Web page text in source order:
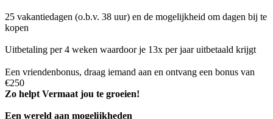
25 vakantiedagen (o.b.v. 38 uur) en de mogelijkheid om dagen bij te
kopen
Uitbetaling per 4 weken waardoor je 13x per jaar uitbetaald krijgt
Een vriendenbonus, draag iemand aan en ontvang een bonus van
€250
Zo helpt Vermaat jou te groeien!
Een wereld aan mogelijkheden